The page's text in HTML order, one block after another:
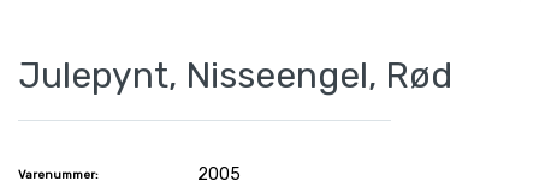
Julepynt, Nisseengel, Rød
Varenummer: 2005